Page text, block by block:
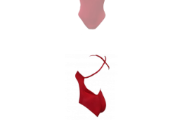
Μαγιό Ανδρικά
Σκουφάκια
Γυαλάκια Κολύμβησης